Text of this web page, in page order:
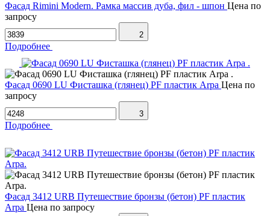
Фасад Rimini Modern. Рамка массив дуба, фил - шпон Цена по
запросу
2
Подробнее
Фасад 0690 LU Фисташка (глянец) PF пластик Arpa Цена по
запросу
3
Подробнее
Фасад 3412 URB Путешествие бронзы (бетон) PF пластик
Arpa Цена по запросу